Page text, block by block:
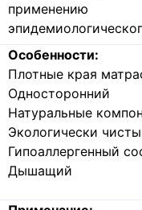
применению
Особенности:
Плотные края
Односторонний
Натуральные
Экологически
Гипоаллергенный
Дышащий